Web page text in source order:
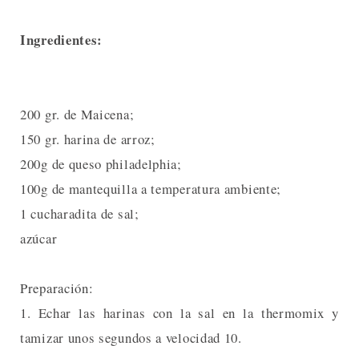
Ingredientes:
200 gr. de Maicena;
150 gr. harina de arroz;
200g de queso philadelphia;
100g de mantequilla a temperatura ambiente;
1 cucharadita de sal;
azúcar
Preparación:
1. Echar las harinas con la sal en la thermomix y
tamizar unos segundos a velocidad 10.